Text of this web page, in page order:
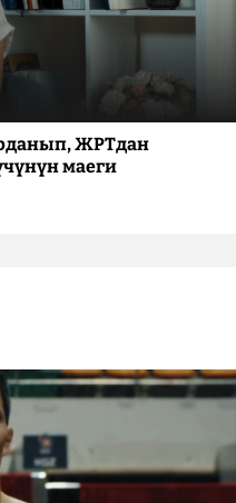
ЖРТдан
маеги